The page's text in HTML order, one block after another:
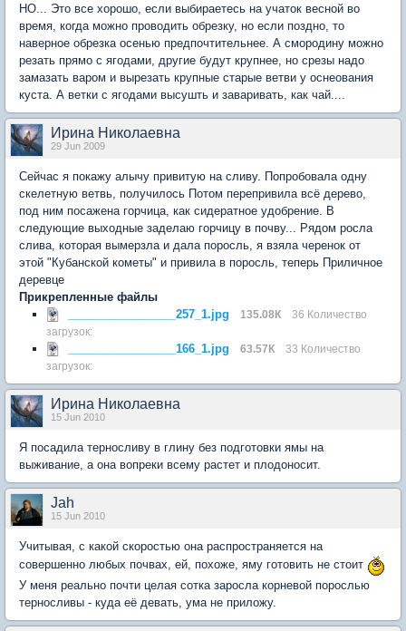
НО... Это все хорошо, если выбираетесь на учаток весной во
время, когда можно проводить обрезку, но если поздно, то
наверное обрезка осенью предпочтительнее. А смородину можно
резать прямо с ягодами, другие будут крупнее, но срезы надо
замазать варом и вырезать крупные старые ветви у оснеования
куста. А ветки с ягодами высушть и заваривать, как чай....
Ирина Николаевна
29 Jun 2009
Сейчас я покажу алычу привитую на сливу. Попробовала одну
скелетную ветвь, получилось Потом перепривила всё дерево,
под ним посажена горчица, как сидератное удобрение. В
следующие выходные заделаю горчицу в почву... Рядом росла
слива, которая вымерзла и дала поросль, я взяла черенок от
этой "Кубанской кометы" и привила в поросль, теперь Приличное
деревце
Прикрепленные файлы
_________________257_1.jpg
135.08К
36 Количество
загрузок:
_________________166_1.jpg 63.57К
33 Количество
загрузок:
Ирина Николаевна
15 Jun 2010
Я посадила терносливу в глину без подготовки ямы на
выживание, а она вопреки всему растет и плодоносит.
Jah
15 Jun 2010
Учитывая, с какой скоростью она распространяется на
совершенно любых почвах, ей, похоже, яму готовить не стоит
У меня реально почти целая сотка заросла корневой порослью
терносливы - куда её девать, ума не приложу.